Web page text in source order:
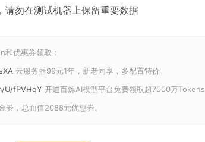
请勿在测试机器上保留重要数据
优惠券领取：
云服务器99元1年，新老同享，多配置特价
U/fPVHqY 开通百炼AI模型平台免费领取超7000万Tokens
券，总面值2088元优惠券。